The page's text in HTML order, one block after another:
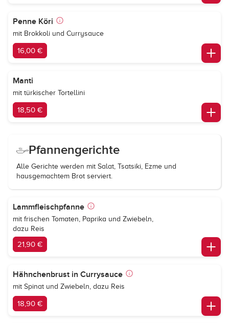
Penne Köri
mit Brokkoli und Currysauce
16,00 €
Manti
mit türkischer Tortellini
18,50 €
Pfannengerichte
Alle Gerichte werden mit Salat, Tsatsiki, Ezme und
hausgemachtem Brot serviert.
Lammfleischpfanne
mit frischen Tomaten, Paprika und Zwiebeln,
dazu Reis
21,90 €
Hähnchenbrust in Currysauce
mit Spinat und Zwiebeln, dazu Reis
18,90 €